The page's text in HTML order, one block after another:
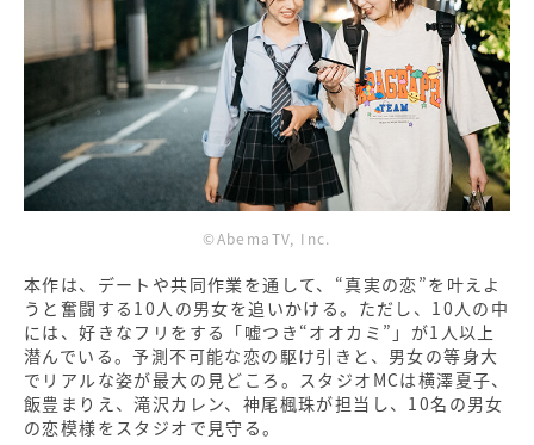
©AbemaTV, Inc.
本作は、デートや共同作業を通して、“真実の恋”を叶えよ
うと奮闘する10人の男女を追いかける。ただし、10人の中
には、好きなフリをする「嘘つき“オオカミ”」が1人以上
潜んでいる。予測不可能な恋の駆け引きと、男女の等身大
でリアルな姿が最大の見どころ。スタジオMCは横澤夏子、
飯豊まりえ、滝沢カレン、神尾楓珠が担当し、10名の男女
の恋模様をスタジオで見守る。